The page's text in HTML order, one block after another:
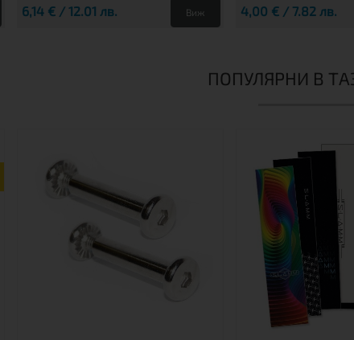
6,14 € / 12.01 лв. Виж 4,00 € / 7.82 лв.
ПОПУЛЯРНИ В